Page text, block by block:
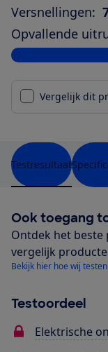
Versnellingen:
Opvallende
Bekijk alle
Vergelijk dit
Testresultaat
Ook toegang
Ontdek het
vergelijk
Bekijk hier hoe wij testen
Testoordeel
Elektrische